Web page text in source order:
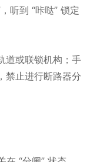
听到 “咔哒” 锁定
道或联锁机构；手
禁止进行断路器分